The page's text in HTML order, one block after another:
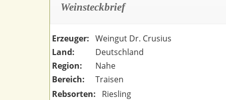
Weinsteckbrief
Erzeuger:
Weingut Dr. Crusius
Land:
Deutschland
Region:
Nahe
Bereich:
Traisen
Rebsorten:
Riesling